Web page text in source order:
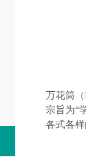
万花筒（
宗旨为“
各式各